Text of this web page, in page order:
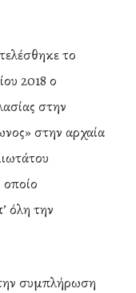
το
2018 ο
στην
στην αρχαία
όλη την
συμπλήρωση